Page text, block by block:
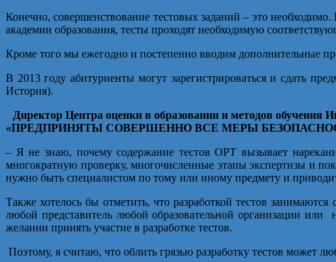
Конечно, совершенствование тестовых заданий – это
академии образования, тесты проходят необходимую
Кроме того мы ежегодно и постепенно вводим дополнительные
В 2013 году абитуриенты могут зарегистрироваться и сдать
История).
Директор Центра оценки в образовании и методов
«ПРЕДПРИНЯТЫ СОВЕРШЕННО ВСЕ МЕРЫ
– Я не знаю, почему содержание тестов ОРТ вызывает
многократную проверку, многочисленные этапы экспертизы и
нужно быть специалистом по тому или иному предмету и
Также хотелось бы отметить, что разработкой тестов
любой представитель любой образовательной организации или
желании принять участие в разработке тестов.
Поэтому, я считаю, что облить грязью разработку тестов может